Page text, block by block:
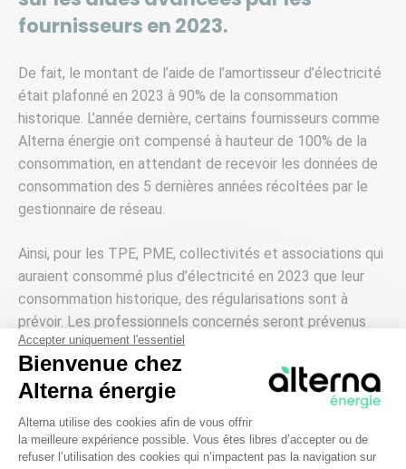
fournisseurs en 2023.
De fait, le montant de l’aide de l’amortisseur d’électricité
était plafonné en 2023 à 90% de la consommation
historique. L’année dernière, certains fournisseurs comme
Alterna énergie ont compensé à hauteur de 100% de la
consommation, en attendant de recevoir les données de
consommation des 5 dernières années récoltées par le
gestionnaire de réseau.
Ainsi, pour les TPE, PME, collectivités et associations qui
auraient consommé plus d’électricité en 2023 que leur
consommation historique, des régularisations sont à
prévoir. Les professionnels concernés seront prévenus
directement par leurs fournisseurs.
3. Les collectivités bénéficient-
elles toujours d’aides
Accepter uniquement l'essentiel
Bienvenue chez
Alterna énergie
Plateforme de Gestion du
Alterna utilise des cookies afin de vous offrir
la meilleure expérience possible. Vous êtes libres d’accepter ou de
refuser l’utilisation des cookies qui n’impactent pas la navigation sur